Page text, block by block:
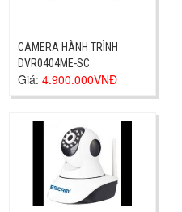
CAMERA HÀNH TRÌNH
DVR0404ME-SC
Giá: 4.900.000VNĐ